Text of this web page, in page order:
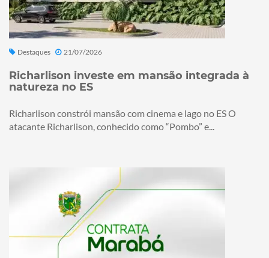
Destaques 21/07/2026
Richarlison investe em mansão integrada à
natureza no ES
Richarlison constrói mansão com cinema e lago no ES O
atacante Richarlison, conhecido como “Pombo” e...